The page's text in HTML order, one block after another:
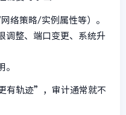
络策略/实例属性等）。
调整、端口变更、系统升
。
有轨迹”，审计通常就不